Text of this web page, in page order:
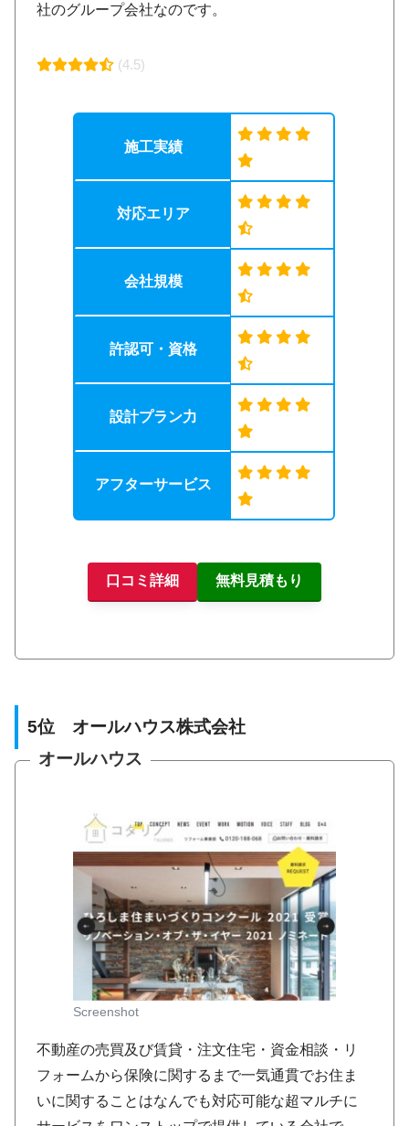
社のグループ会社なのです。
(4.5)
施工実績
対応エリア
会社規模
許認可・資格
設計プラン力
アフターサービス
口コミ詳細 無料見積もり
5位 オールハウス株式会社
オールハウス
Screenshot
不動産の売買及び賃貸・注文住宅・資金相談・リ
フォームから保険に関するまで一気通貫でお住ま
いに関することはなんでも対応可能な超マルチに